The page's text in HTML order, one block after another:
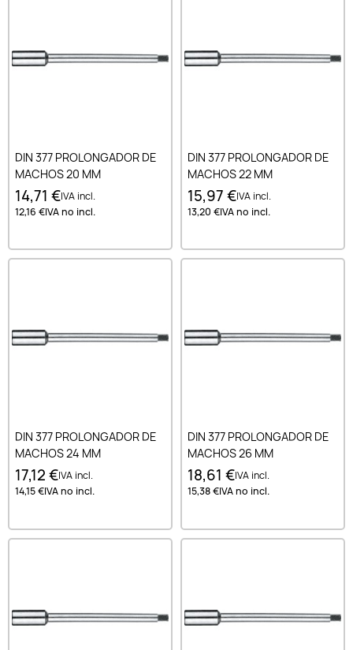
DIN 377 PROLONGADOR DE
MACHOS 20 MM
14,71 €IVA incl.
12,16 €IVA no incl.
DIN 377 PROLONGADOR DE
MACHOS 22 MM
15,97 €IVA incl.
13,20 €IVA no incl.
DIN 377 PROLONGADOR DE
MACHOS 24 MM
17,12 €IVA incl.
14,15 €IVA no incl.
DIN 377 PROLONGADOR DE
MACHOS 26 MM
18,61 €IVA incl.
15,38 €IVA no incl.